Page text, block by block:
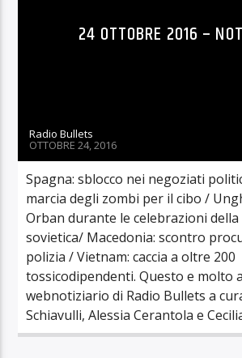
24 OTTOBRE 2016 –
Radio Bullets
OTTOBRE 24, 2016
Spagna: sblocco nei negoziati
marcia degli zombi per il cibo /
Orban durante le celebrazioni
sovietica/ Macedonia: scontro
polizia / Vietnam: caccia a oltre 200
tossicodipendenti. Questo e molto
webnotiziario di Radio Bullets a
Schiavulli, Alessia Cerantola e